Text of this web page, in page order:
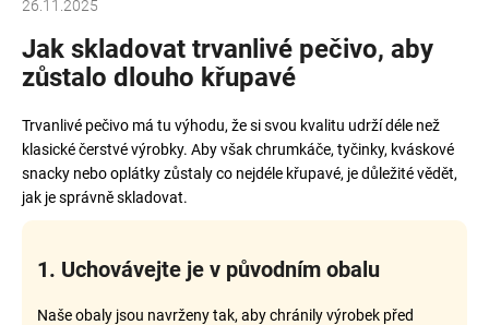
26.11.2025
Jak skladovat trvanlivé pečivo, aby
zůstalo dlouho křupavé
Trvanlivé pečivo má tu výhodu, že si svou kvalitu udrží déle než
klasické čerstvé výrobky. Aby však chrumkáče, tyčinky, kváskové
snacky nebooplátkyzůstaly co nejdéle křupavé, je důležité vědět,
jak je správně skladovat.
1. Uchovávejte je v původním obalu
Naše obaly jsou navrženy tak, aby chránily výrobek před